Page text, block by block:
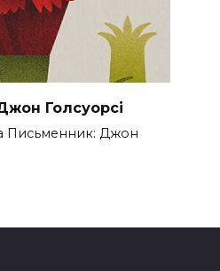
Голсуорсі
Письменник: Джон